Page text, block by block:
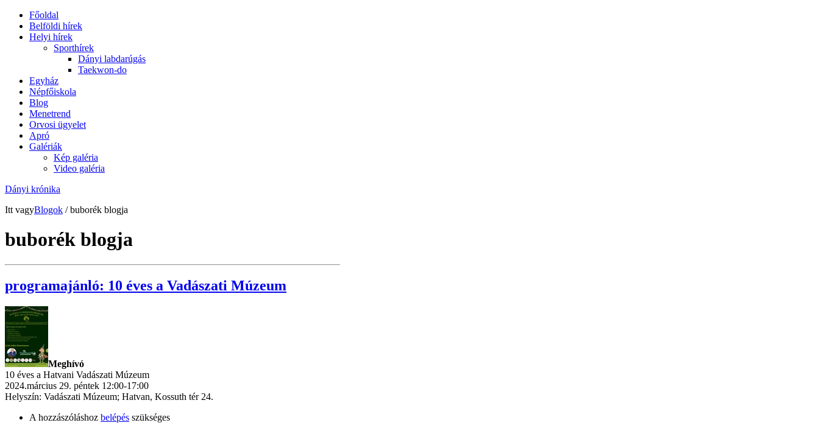
Főoldal
Belföldi hírek
Helyi hírek
Sporthírek
Dányi labdarúgás
Taekwon-do
Egyház
Népfőiskola
Blog
Menetrend
Orvosi ügyelet
Apró
Galériák
Kép galéria
Video galéria
Dányi krónika
Itt vagyBlogok / buborék blogja
buborék blogja
programajánló: 10 éves a Vadászati Múzeum
Meghívó
10 éves a Hatvani Vadászati Múzeum
2024.március 29. péntek 12:00-17:00
Helyszín: Vadászati Múzeum; Hatvan, Kossuth tér 24.
A hozzászóláshoz belépés szükséges